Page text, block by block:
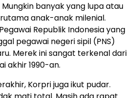
Mungkin banyak yang lupa atau
anak-anak milenial.
Republik Indonesia yang
pegawai negeri sipil (PNS)
Merek ini sangat terkenal dari
akhir 1990-an.
Korpri juga ikut pudar.